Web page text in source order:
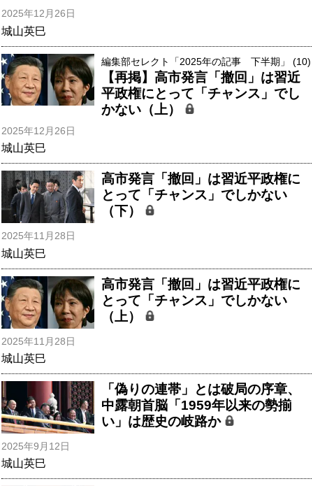
2025年12月26日
城山英巳
編集部セレクト「2025年の記事 下半期」 (10)
【再掲】高市発言「撤回」は習近
平政権にとって「チャンス」でし
かない（上）
2025年12月26日
城山英巳
高市発言「撤回」は習近平政権に
とって「チャンス」でしかない
（下）
2025年11月28日
城山英巳
高市発言「撤回」は習近平政権に
とって「チャンス」でしかない
（上）
2025年11月28日
城山英巳
「偽りの連帯」とは破局の序章、
中露朝首脳「1959年以来の勢揃
い」は歴史の岐路か
2025年9月12日
城山英巳